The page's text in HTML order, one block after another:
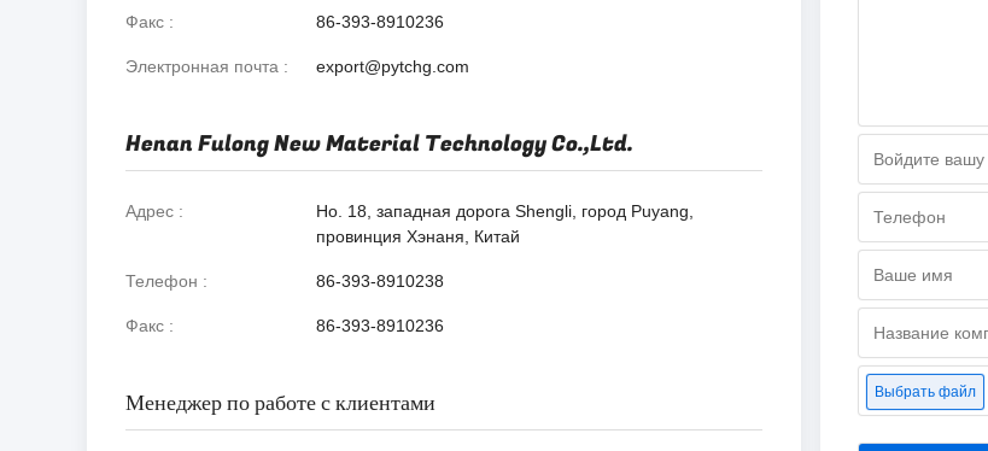
Факс 86-393-8910236
Электронная почта export@pytchg.com
Henan Fulong New Material Technology Co.,Ltd.
Адрес
Но. 18, западная дорога Shengli, город Puyang,
провинция Хэнаня, Китай
Телефон 86-393-8910238
Факс 86-393-8910236
Менеджер по работе с клиентами Выбрать файл